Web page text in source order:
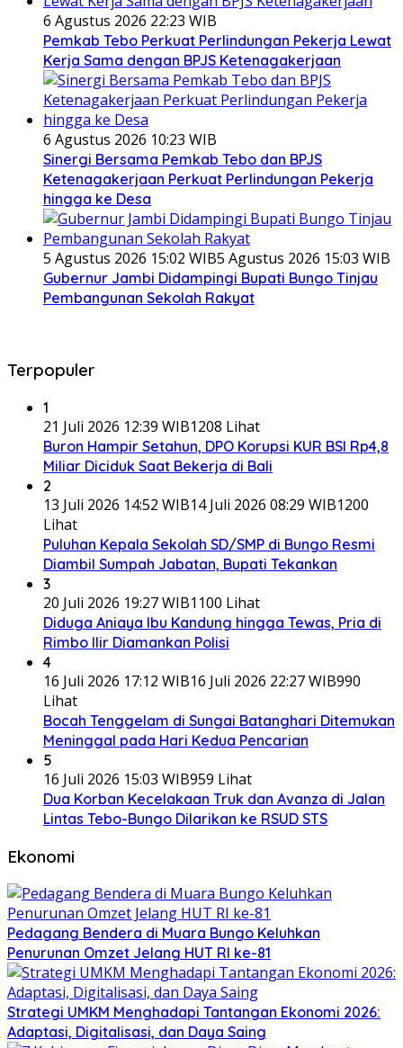
6 Agustus 2026 22:23 WIB
Pemkab Tebo Perkuat Perlindungan Pekerja Lewat
Kerja Sama dengan BPJS Ketenagakerjaan
6 Agustus 2026 10:23 WIB
Sinergi Bersama Pemkab Tebo dan BPJS
Ketenagakerjaan Perkuat Perlindungan Pekerja
hingga ke Desa
5 Agustus 2026 15:02 WIB5 Agustus 2026 15:03 WIB
Gubernur Jambi Didampingi Bupati Bungo Tinjau
Pembangunan Sekolah Rakyat
Terpopuler
1
21 Juli 2026 12:39 WIB1208 Lihat
Buron Hampir Setahun, DPO Korupsi KUR BSI Rp4,8
Miliar Diciduk Saat Bekerja di Bali
2
13 Juli 2026 14:52 WIB14 Juli 2026 08:29 WIB1200
Lihat
Puluhan Kepala Sekolah SD/SMP di Bungo Resmi
Diambil Sumpah Jabatan, Bupati Tekankan
3
20 Juli 2026 19:27 WIB1100 Lihat
Diduga Aniaya Ibu Kandung hingga Tewas, Pria di
Rimbo Ilir Diamankan Polisi
4
16 Juli 2026 17:12 WIB16 Juli 2026 22:27 WIB990
Lihat
Bocah Tenggelam di Sungai Batanghari Ditemukan
Meninggal pada Hari Kedua Pencarian
5
16 Juli 2026 15:03 WIB959 Lihat
Dua Korban Kecelakaan Truk dan Avanza di Jalan
Lintas Tebo-Bungo Dilarikan ke RSUD STS
Ekonomi
Pedagang Bendera di Muara Bungo Keluhkan
Penurunan Omzet Jelang HUT RI ke-81
Strategi UMKM Menghadapi Tantangan Ekonomi 2026:
Adaptasi, Digitalisasi, dan Daya Saing